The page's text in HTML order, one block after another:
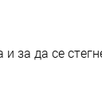
за да се